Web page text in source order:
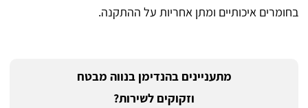
בחומרים איכותיים ומתן אחריות על ההתקנה.
מתעניינים בהנדימן בנווה מבטח
וזקוקים לשירות?